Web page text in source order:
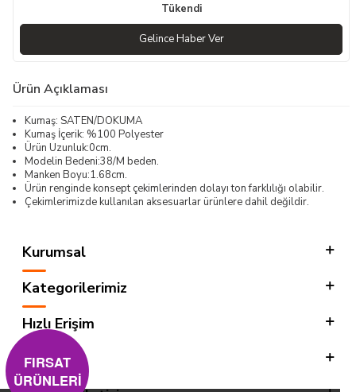
Tükendi
Gelince Haber Ver
Ürün Açıklaması
Kumaş: SATEN/DOKUMA
Kumaş İçerik: %100 Polyester
Ürün Uzunluk:0cm.
Modelin Bedeni:38/M beden.
Manken Boyu:1.68cm.
Ürün renginde konsept çekimlerinden dolayı ton farklılığı olabilir.
Çekimlerimizde kullanılan aksesuarlar ürünlere dahil değildir.
Kurumsal
Kategorilerimiz
Hızlı Erişim
Sosyal
FIRSAT
ÜRÜNLERİ